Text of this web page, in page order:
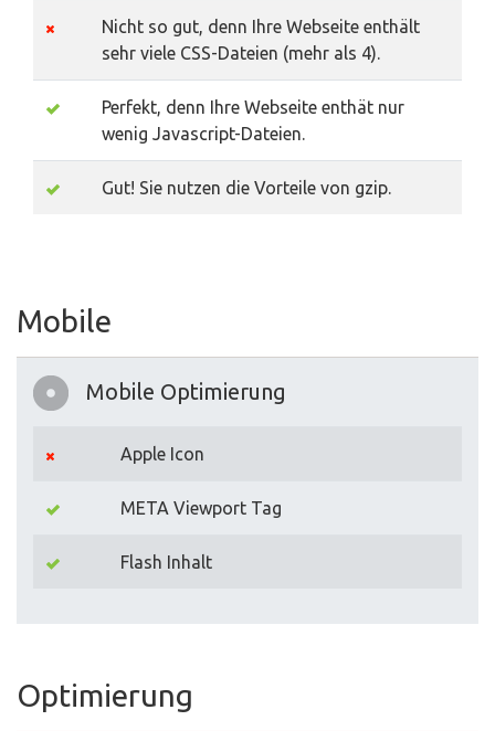
Nicht so gut, denn Ihre Webseite enthält
sehr viele CSS-Dateien (mehr als 4).
Perfekt, denn Ihre Webseite enthät nur
wenig Javascript-Dateien.
Gut! Sie nutzen die Vorteile von gzip.
Mobile
Mobile Optimierung
Apple Icon
META Viewport Tag
Flash Inhalt
Optimierung